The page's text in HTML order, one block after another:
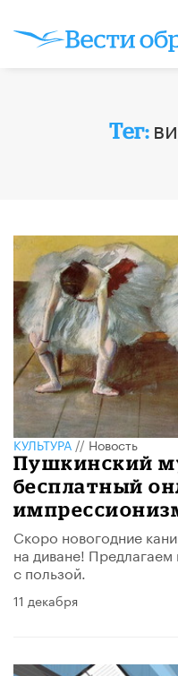
Тег:
КУЛЬТУРА//Новость
Пушкинский
бесплатный
Скоро новогодние
на диване! Предлагаем
с пользой.
11 декабря